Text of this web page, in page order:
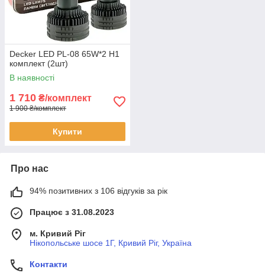
Decker LED PL-08 65W*2 H1
комплект (2шт)
В наявності
1 710 ₴/комплект
1 900 ₴/комплект
Купити
Про нас
94% позитивних з 106 відгуків за рік
Працює з 31.08.2023
м. Кривий Ріг
Нікопольське шосе 1Г, Кривий Ріг, Україна
Контакти